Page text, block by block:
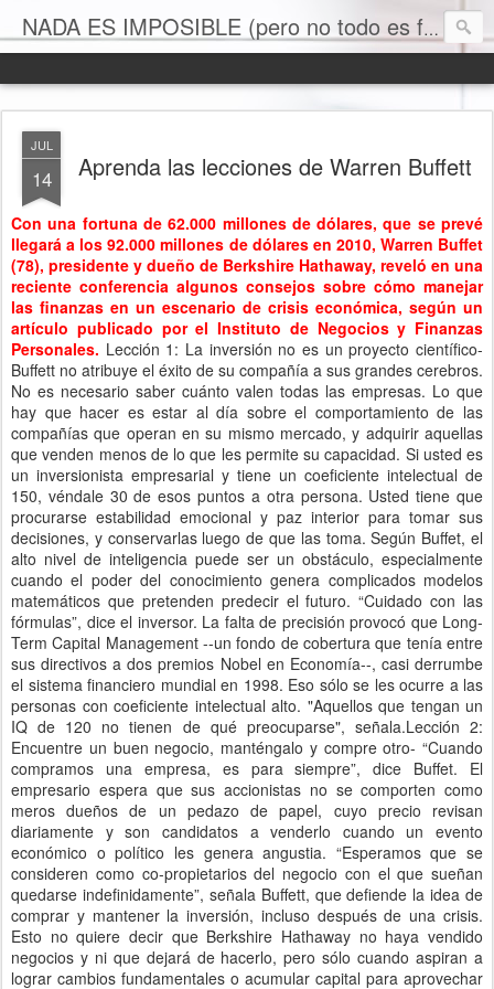
NADA ES IMPOSIBLE (pero no todo es facil)
JUL
14 Aprenda las lecciones de Warren Buffett
Con una fortuna de 62.000 millones de dólares, que se prevé
llegará a los 92.000 millones de dólares en 2010, Warren Buffet
(78), presidente y dueño de Berkshire Hathaway, reveló en una
reciente conferencia algunos consejos sobre cómo manejar
las finanzas en un escenario de crisis económica, según un
artículo publicado por el Instituto de Negocios y Finanzas
Personales. Lección 1: La inversión no es un proyecto científico-
Buffett no atribuye el éxito de su compañía a sus grandes cerebros.
No es necesario saber cuánto valen todas las empresas. Lo que
hay que hacer es estar al día sobre el comportamiento de las
compañías que operan en su mismo mercado, y adquirir aquellas
que venden menos de lo que les permite su capacidad. Si usted es
un inversionista empresarial y tiene un coeficiente intelectual de
150, véndale 30 de esos puntos a otra persona. Usted tiene que
procurarse estabilidad emocional y paz interior para tomar sus
decisiones, y conservarlas luego de que las toma. Según Buffet, el
alto nivel de inteligencia puede ser un obstáculo, especialmente
cuando el poder del conocimiento genera complicados modelos
matemáticos que pretenden predecir el futuro. “Cuidado con las
fórmulas”, dice el inversor. La falta de precisión provocó que Long-
Term Capital Management --un fondo de cobertura que tenía entre
sus directivos a dos premios Nobel en Economía--, casi derrumbe
el sistema financiero mundial en 1998. Eso sólo se les ocurre a las
personas con coeficiente intelectual alto. "Aquellos que tengan un
IQ de 120 no tienen de qué preocuparse", señala.Lección 2:
Encuentre un buen negocio, manténgalo y compre otro- “Cuando
compramos una empresa, es para siempre”, dice Buffet. El
empresario espera que sus accionistas no se comporten como
meros dueños de un pedazo de papel, cuyo precio revisan
diariamente y son candidatos a venderlo cuando un evento
económico o político les genera angustia. “Esperamos que se
consideren como co-propietarios del negocio con el que sueñan
quedarse indefinidamente”, señala Buffett, que defiende la idea de
comprar y mantener la inversión, incluso después de una crisis.
Esto no quiere decir que Berkshire Hathaway no haya vendido
negocios y ni que dejará de hacerlo, pero sólo cuando aspiran a
lograr cambios fundamentales o acumular capital para aprovechar